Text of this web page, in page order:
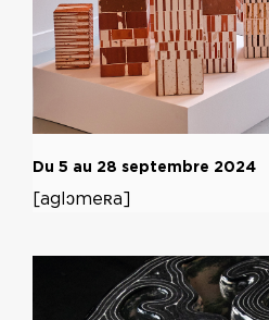
Du 5 au 28 septembre 2024
[aglɔmeʀa]